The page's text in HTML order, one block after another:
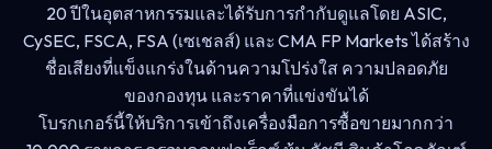
20 ปีในอุตสาหกรรมและได้รับการกำกับดูแลโดย ASIC,
CySEC, FSCA, FSA (เซเชลส์) และ CMA FP Markets ได้สร้าง
ชื่อเสียงที่แข็งแกร่งในด้านความโปร่งใส ความปลอดภัย
ของกองทุน และราคาที่แข่งขันได้
โบรกเกอร์นี้ให้บริการเข้าถึงเครื่องมือการซื้อขายมากกว่า